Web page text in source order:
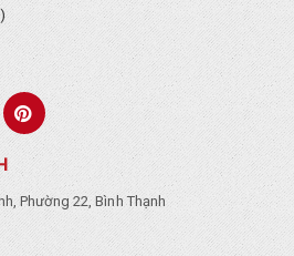
Phường 22, Bình Thạnh